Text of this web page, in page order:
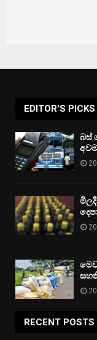
EDITOR'S PICKS
බස්
RECENT POSTS